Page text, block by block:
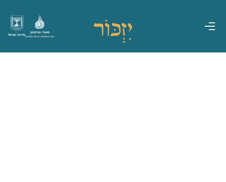
מדינת ישראל
משרד הביטחון
אגף משפחות, הנצחה ומורשת